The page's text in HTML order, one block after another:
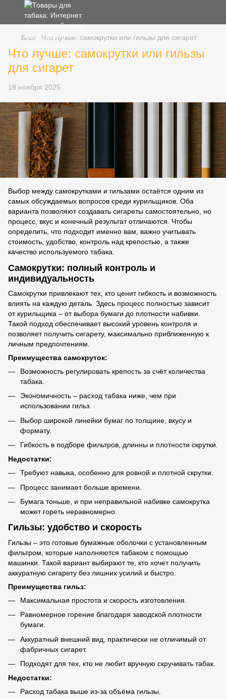
Блог Что лучше: самокрутки или гильзы для сигарет
Что лучше: самокрутки или гильзы
для сигарет
18 ноября 2025
Выбор между самокрутками и гильзами остаётся одним из
самых обсуждаемых вопросов среди курильщиков. Оба
варианта позволяют создавать сигареты самостоятельно, но
процесс, вкус и конечный результат отличаются. Чтобы
определить, что подходит именно вам, важно учитывать
стоимость, удобство, контроль над крепостью, а также
качество используемого табака.
Самокрутки: полный контроль и
индивидуальность
Самокрутки привлекают тех, кто ценит гибкость и возможность
влиять на каждую деталь. Здесь процесс полностью зависит
от курильщика – от выбора бумаги до плотности набивки.
Такой подход обеспечивает высокий уровень контроля и
позволяет получить сигарету, максимально приближенную к
личным предпочтениям.
Преимущества самокруток:
Возможность регулировать крепость за счёт количества
табака.
Экономичность – расход табака ниже, чем при
использовании гильз.
Выбор широкой линейки бумаг по толщине, вкусу и
формату.
Гибкость в подборе фильтров, длинны и плотности скрутки.
Недостатки:
Требуют навыка, особенно для ровной и плотной скрутки.
Процесс занимает больше времени.
Бумага тоньше, и при неправильной набивке самокрутка
может гореть неравномерно.
Гильзы: удобство и скорость
Гильзы – это готовые бумажные оболочки с установленным
фильтром, которые наполняются табаком с помощью
машинки. Такой вариант выбирают те, кто хочет получить
аккуратную сигарету без лишних усилий и быстро.
Преимущества гильз:
Максимальная простота и скорость изготовления.
Равномерное горение благодаря заводской плотности
бумаги.
Аккуратный внешний вид, практически не отличимый от
фабричных сигарет.
Подходят для тех, кто не любит вручную скручивать табак.
Недостатки:
Расход табака выше из-за объёма гильзы.